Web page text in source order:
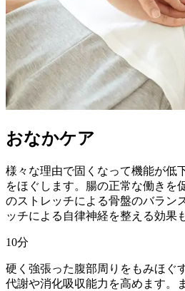
おなかケア
様々な理由で固くなって機能が低
をほぐします。腸の正常な働きを
のストレッチによる骨盤のバラン
ッチによる自律神経を整える効果
10分
硬く強張った腹部周りをもみほぐ
代謝や消化吸収能力を高めます。